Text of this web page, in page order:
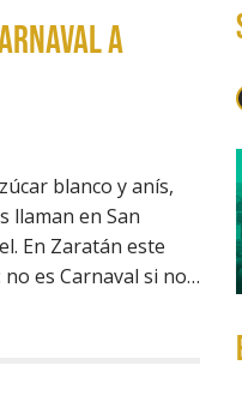
a
blanco y anís,
llaman en San
En Zaratán este
es Carnaval si no…